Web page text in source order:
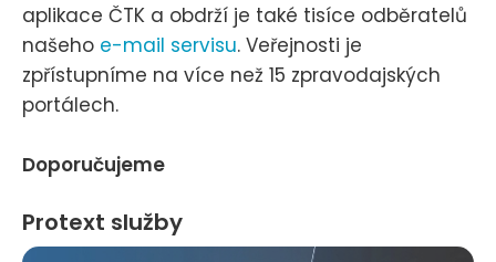
aplikace ČTK a obdrží je také tisíce odběratelů
našeho e-mail servisu. Veřejnosti je
zpřístupníme na více než 15 zpravodajských
portálech.
Doporučujeme
Protext služby